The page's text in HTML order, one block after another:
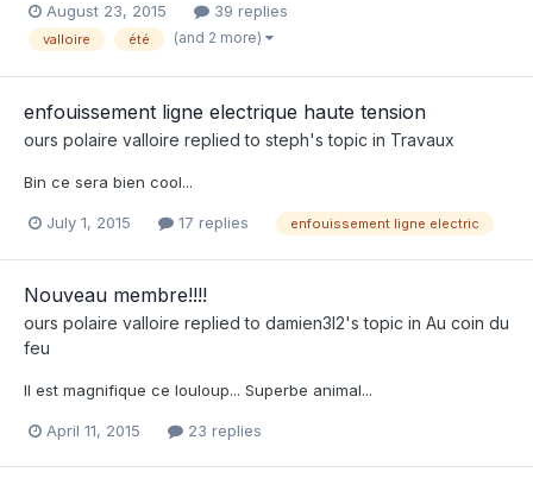
August 23, 2015 39 replies
valloire été (and 2 more)
enfouissement ligne electrique haute tension
ours polaire valloire replied to steph's topic in Travaux
Bin ce sera bien cool...
July 1, 2015 17 replies enfouissement ligne electric
Nouveau membre!!!!
ours polaire valloire replied to damien3l2's topic in Au coin du
feu
Il est magnifique ce louloup... Superbe animal...
April 11, 2015 23 replies